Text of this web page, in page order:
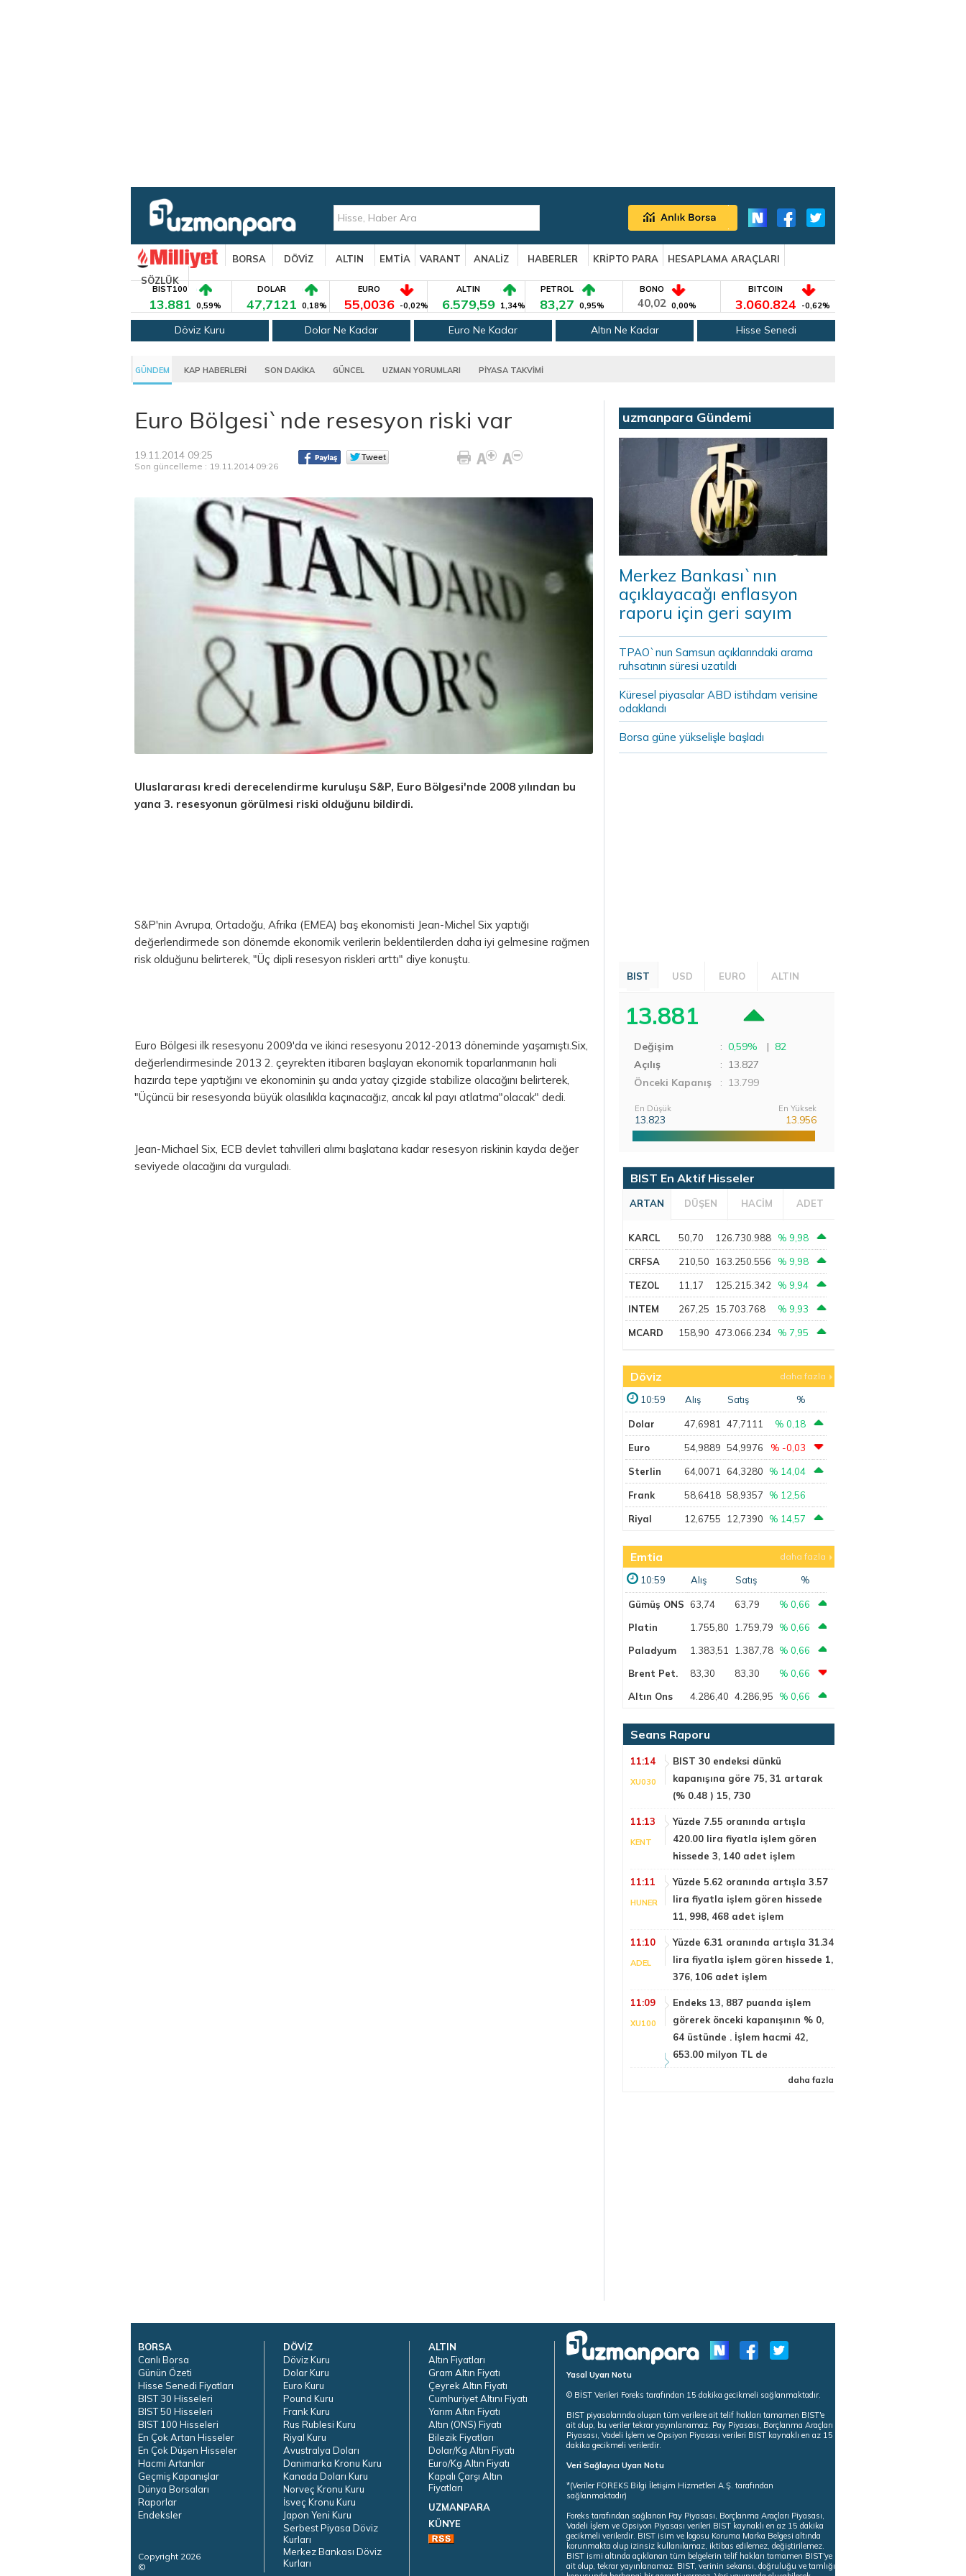
BORSA DÖVİZ ALTIN EMTİA VARANT ANALİZ HABERLER KRİPTO PARA
HESAPLAMA ARAÇLARI
SÖZLÜK
BIST100
13.881 0,59%
DOLAR
47,7121 0,18%
EURO
55,0036 -0,02%
ALTIN
6.579,59 1,34%
PETROL
83,27 0,95%
BONO
40,02 0,00%
BITCOIN
3.060.824 -0,62%
Döviz Kuru Dolar Ne Kadar Euro Ne Kadar Altın Ne Kadar Hisse Senedi
GÜNDEM KAP HABERLERİ SON DAKİKA GÜNCEL UZMAN YORUMLARI PİYASA TAKVİMİ
Euro Bölgesi`nde resesyon riski var
19.11.2014 09:25
Son güncelleme : 19.11.2014 09:26
Uluslararası kredi derecelendirme kuruluşu S&P, Euro Bölgesi'nde 2008 yılından bu
yana 3. resesyonun görülmesi riski olduğunu bildirdi.
S&P'nin Avrupa, Ortadoğu, Afrika (EMEA) baş ekonomisti Jean-Michel Six yaptığı
değerlendirmede son dönemde ekonomik verilerin beklentilerden daha iyi gelmesine rağmen
risk olduğunu belirterek, "Üç dipli resesyon riskleri arttı" diye konuştu.
Euro Bölgesi ilk resesyonu 2009'da ve ikinci resesyonu 2012-2013 döneminde yaşamıştı.Six,
değerlendirmesinde 2013 2. çeyrekten itibaren başlayan ekonomik toparlanmanın hali
hazırda tepe yaptığını ve ekonominin şu anda yatay çizgide stabilize olacağını belirterek,
"Üçüncü bir resesyonda büyük olasılıkla kaçınacağız, ancak kıl payı atlatma"olacak" dedi.
Jean-Michael Six, ECB devlet tahvilleri alımı başlatana kadar resesyon riskinin kayda değer
seviyede olacağını da vurguladı.
uzmanpara Gündemi
Merkez Bankası`nın
açıklayacağı enflasyon
raporu için geri sayım
TPAO`nun Samsun açıklarındaki arama
ruhsatının süresi uzatıldı
Küresel piyasalar ABD istihdam verisine
odaklandı
Borsa güne yükselişle başladı
BIST USD EURO ALTIN
13.881
Değişim : 0,59% | 82
Açılış
: 13.827
Önceki Kapanış
: 13.799
En Düşük
13.823
En Yüksek
13.956
BIST En Aktif Hisseler
ARTAN DÜŞEN HACİM ADET
KARCL 50,70 126.730.988 % 9,98
CRFSA 210,50 163.250.556 % 9,98
TEZOL 11,17 125.215.342 % 9,94
INTEM 267,25 15.703.768 % 9,93
MCARD 158,90 473.066.234 % 7,95
Döviz daha fazla
10:59 Alış Satış %
Dolar 47,6981 47,7111 % 0,18
Euro 54,9889 54,9976 % -0,03
Sterlin 64,0071 64,3280 % 14,04
Frank 58,6418 58,9357 % 12,56
Riyal 12,6755 12,7390 % 14,57
Emtia daha fazla
10:59 Alış Satış %
Gümüş ONS 63,74 63,79
% 0,66
Platin
1.755,80 1.759,79
% 0,66
Paladyum
1.383,51 1.387,78 % 0,66
Brent Pet.
83,30 83,30
% 0,66
Altın Ons
4.286,40 4.286,95 % 0,66
Seans Raporu
11:14
XU030
BIST 30 endeksi dünkü
kapanışına göre 75, 31 artarak
(% 0.48 ) 15, 730
11:13
KENT
Yüzde 7.55 oranında artışla
420.00 lira fiyatla işlem gören
hissede 3, 140 adet işlem
11:11
HUNER
Yüzde 5.62 oranında artışla 3.57
lira fiyatla işlem gören hissede
11, 998, 468 adet işlem
11:10
ADEL
Yüzde 6.31 oranında artışla 31.34
lira fiyatla işlem gören hissede 1,
376, 106 adet işlem
11:09
XU100
Endeks 13, 887 puanda işlem
görerek önceki kapanışının % 0,
64 üstünde . İşlem hacmi 42,
653.00 milyon TL de
daha fazla
BORSA
Canlı Borsa
Günün Özeti
Hisse Senedi Fiyatları
BIST 30 Hisseleri
BIST 50 Hisseleri
BIST 100 Hisseleri
En Çok Artan Hisseler
En Çok Düşen Hisseler
Hacmi Artanlar
Geçmiş Kapanışlar
Dünya Borsaları
Raporlar
Endeksler
Copyright 2026
©
DÖVİZ
Döviz Kuru
Dolar Kuru
Euro Kuru
Pound Kuru
Frank Kuru
Rus Rublesi Kuru
Riyal Kuru
Avustralya Doları
Danimarka Kronu Kuru
Kanada Doları Kuru
Norveç Kronu Kuru
İsveç Kronu Kuru
Japon Yeni Kuru
Serbest Piyasa Döviz
Kurları
Merkez Bankası Döviz
Kurları
ALTIN
Altın Fiyatları
Gram Altın Fiyatı
Çeyrek Altın Fiyatı
Cumhuriyet Altını Fiyatı
Yarım Altın Fiyatı
Altın (ONS) Fiyatı
Bilezik Fiyatları
Dolar/Kg Altın Fiyatı
Euro/Kg Altın Fiyatı
Kapalı Çarşı Altın
Fiyatları
UZMANPARA
KÜNYE
Yasal Uyarı Notu
© BİST Verileri Foreks tarafından 15 dakika gecikmeli sağlanmaktadır.
BIST piyasalarında oluşan tüm verilere ait telif hakları tamamen BIST'e
ait olup, bu veriler tekrar yayınlanamaz. Pay Piyasası, Borçlanma Araçları
Piyasası, Vadeli İşlem ve Opsiyon Piyasası verileri BIST kaynaklı en az 15
dakika gecikmeli verilerdir.
Veri Sağlayıcı Uyarı Notu
*(Veriler FOREKS Bilgi İletişim Hizmetleri A.Ş. tarafından
sağlanmaktadır)
Foreks tarafından sağlanan Pay Piyasası, Borçlanma Araçları Piyasası,
Vadeli İşlem ve Opsiyon Piyasası verileri BIST kaynaklı en az 15 dakika
gecikmeli verilerdir. BIST isim ve logosu Koruma Marka Belgesi altında
korunmakta olup izinsiz kullanılamaz, iktibas edilemez, değiştirilemez.
BIST ismi altında açıklanan tüm belgelerin telif hakları tamamen BIST'ye
ait olup, tekrar yayınlanamaz. BIST, verinin sekansı, doğruluğu ve tamlığı